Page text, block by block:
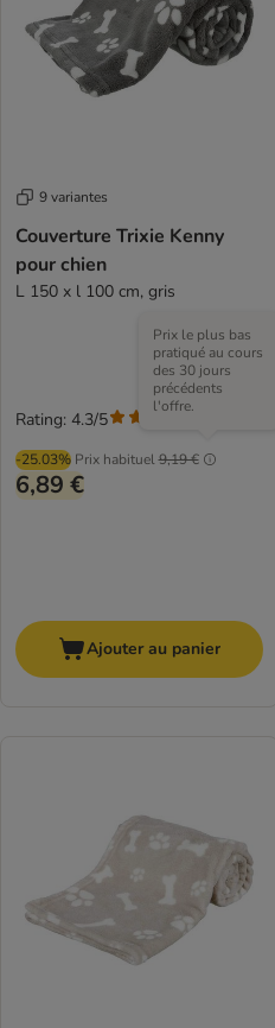
9 variantes
Couverture Trixie Kenny
pour chien
L 150 x l 100 cm, gris
-25.03% Prix habituel9,19 €
Prix le plus bas
pratiqué au cours
des 30 jours
précédents
l'offre.
6,89 €
Rating: 4.3/5
Ajouter au panier